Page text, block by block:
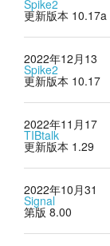
Spike2
更新版本 10.17a
2022年12月13
Spike2
更新版本 10.17
2022年11月17
TIBtalk
更新版本 1.29
2022年10月31
Signal
第版 8.00